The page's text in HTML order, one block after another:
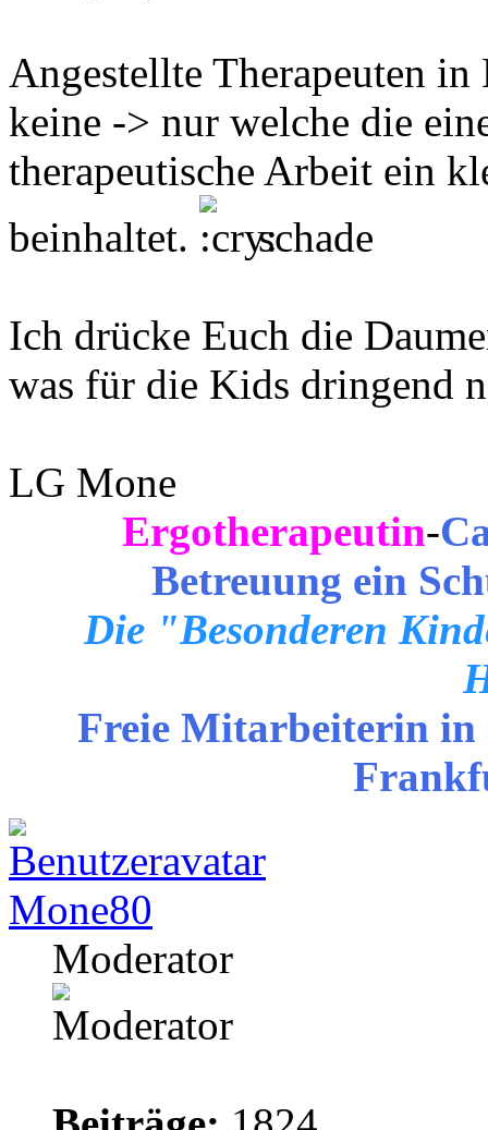
Angestellte Therapeuten in
keine -> nur welche die
therapeutische Arbeit ein
beinhaltet.
schade
Ich drücke Euch die
was für die Kids dringend
LG Mone
Ergotherapeutin-
Betreuung ein
Die "Besonderen
Freie Mitarbeiterin in
Mone80
Moderator